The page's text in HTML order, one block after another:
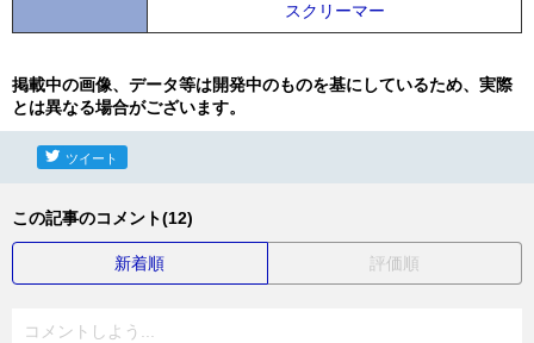
スクリーマー
掲載中の画像、データ等は開発中のものを基にしているため、実際
とは異なる場合がございます。
ツイート
この記事のコメント(12)
新着順 評価順
コメントしよう...